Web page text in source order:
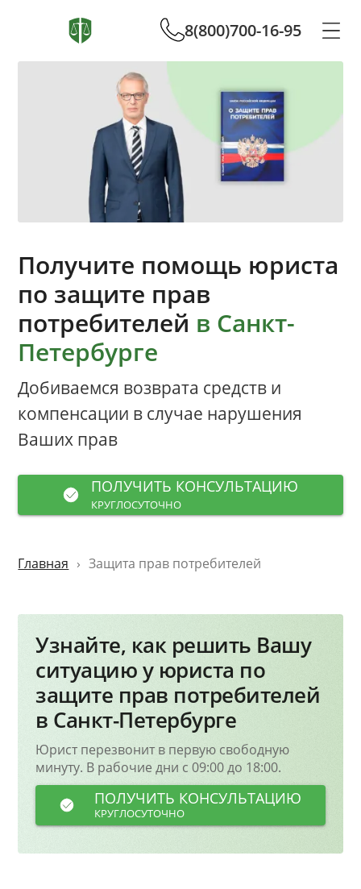
8(800)700-16-95
Получите помощь юриста
по защите прав
потребителей в Санкт-
Петербурге
Добиваемся возврата средств и
компенсации в случае нарушения
Ваших прав
ПОЛУЧИТЬ КОНСУЛЬТАЦИЮ
КРУГЛОСУТОЧНО
Главная Защита прав потребителей
Узнайте, как решить Вашу
ситуацию у юриста по
защите прав потребителей
в Санкт-Петербурге
Юрист перезвонит в первую свободную
минуту. В рабочие дни с 09:00 до 18:00.
ПОЛУЧИТЬ КОНСУЛЬТАЦИЮ
КРУГЛОСУТОЧНО